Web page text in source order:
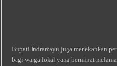
Bupati Indramayu juga menekankan
bagi warga lokal yang berminat